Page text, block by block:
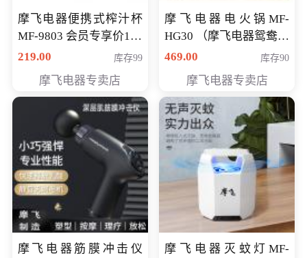
摩飞电器便携式榨汁杯
MF-9803 会员专享价138
元
219.00 库存99
摩飞电器专卖店
摩飞电器电火锅MF-
HG30 （摩飞电器鸳鸯锅
MF-HG30 ） 会员专享价
469.00 库存90
摩飞电器专卖店
摩飞电器筋膜冲击仪
摩飞电器灭蚊灯MF-